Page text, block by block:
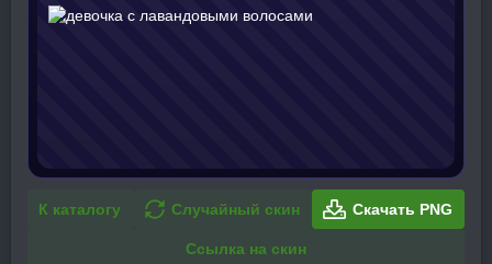
К каталогу Случайный скин Скачать PNG
Ссылка на скин